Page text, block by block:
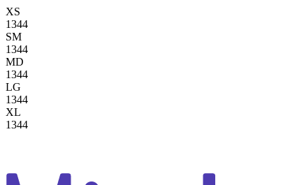
XS
1344
SM
1344
MD
1344
LG
1344
XL
1344